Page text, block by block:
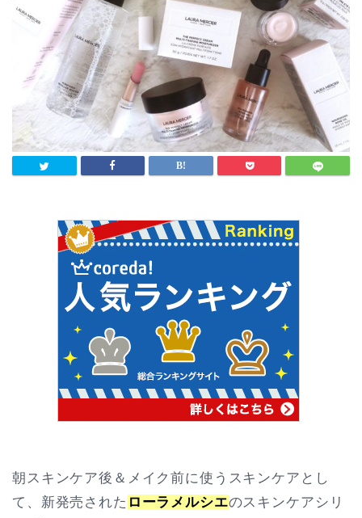
朝スキンケア後＆メイク前に使うスキンケアとし
て、新発売された ローラメルシエのスキンケアシリ